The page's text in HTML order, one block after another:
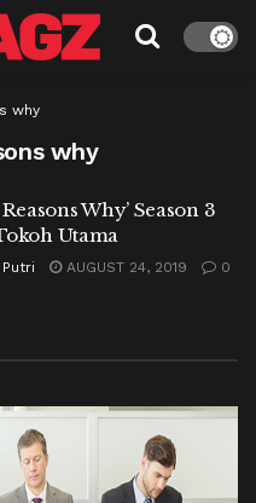
why
why
Why’ Season 3
Utama
AUGUST 24, 2019 0